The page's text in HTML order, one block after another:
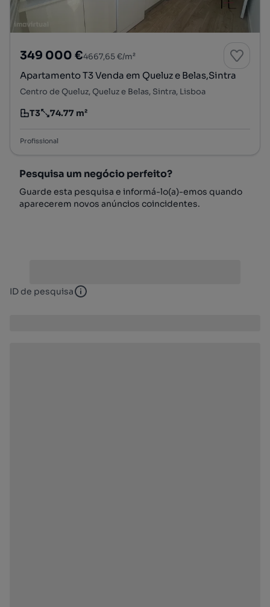
349 000 €4667,65 €/m²
Apartamento T3 Venda em Queluz e Belas,Sintra
Centro de Queluz, Queluz e Belas, Sintra, Lisboa
Tipologia
T3
Preço por metro quadrado
74.77 m²
Profissional
Pesquisa um negócio perfeito?
Guarde esta pesquisa e informá-lo(a)-emos quando
aparecerem novos anúncios coincidentes.
ID de pesquisa ID de pesquisa